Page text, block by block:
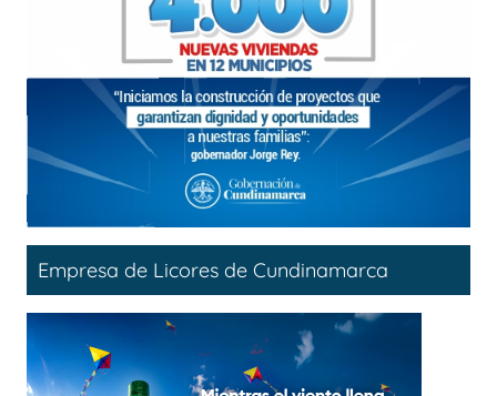
Empresa de Licores de Cundinamarca